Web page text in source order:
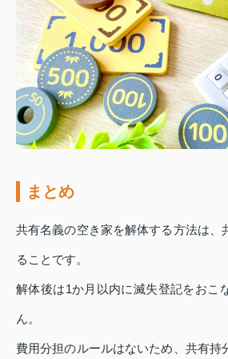
まとめ
共有名義の空き家を解体する方法は、
ることです。
解体後は1か月以内に滅失登記をおこ
ん。
費用分担のルールはないため、共有持